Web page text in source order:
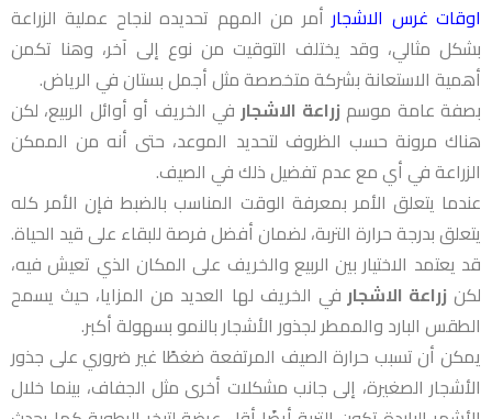
اوقات غرس الاشجار أمر من المهم تحديده لنجاح عملية الزراعة
بشكل مثالي، وقد يختلف التوقيت من نوع إلى آخر، وهنا تكمن
أهمية الاستعانة بشركة متخصصة مثل أجمل بستان في الرياض.
بصفة عامة موسم زراعة الاشجارفي الخريف أو أوائل الربيع، لكن
هناك مرونة حسب الظروف لتحديد الموعد، حتى أنه من الممكن
الزراعة في أي مع عدم تفضيل ذلك في الصيف.
عندما يتعلق الأمر بمعرفة الوقت المناسب بالضبط فإن الأمر كله
يتعلق بدرجة حرارة التربة، لضمان أفضل فرصة للبقاء على قيد الحياة.
قد يعتمد الاختيار بين الربيع والخريف على المكان الذي تعيش فيه،
لكن زراعة الاشجار في الخريف لها العديد من المزايا، حيث يسمح
الطقس البارد والممطر لجذور الأشجار بالنمو بسهولة أكبر.
يمكن أن تسبب حرارة الصيف المرتفعة ضغطًا غير ضروري على جذور
الأشجار الصغيرة، إلى جانب مشكلات أخرى مثل الجفاف، بينما خلال